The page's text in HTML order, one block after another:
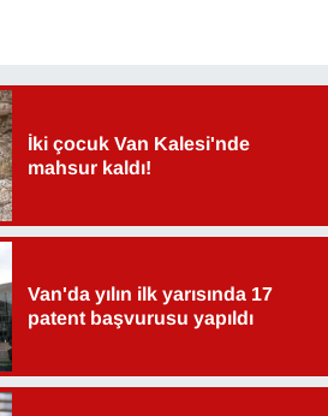
İki çocuk Van Kalesi'nde
mahsur kaldı!
Van'da yılın ilk yarısında 17
patent başvurusu yapıldı